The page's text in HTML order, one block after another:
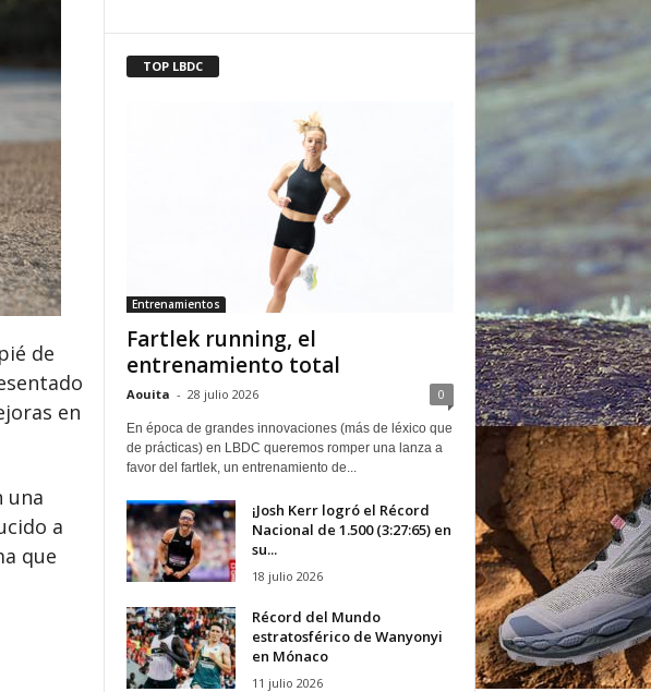
de
en
una
a
que
TOP LBDC
Entrenamientos
Fartlek running, el
entrenamiento total
Aouita - 28 julio 2026 0
En época de grandes innovaciones (más de léxico que
de prácticas) en LBDC queremos romper una lanza a
favor del fartlek, un entrenamiento de...
¡Josh Kerr logró el Récord
Nacional de 1.500 (3:27:65) en
su...
18 julio 2026
Récord del Mundo
estratosférico de Wanyonyi
en Mónaco
11 julio 2026